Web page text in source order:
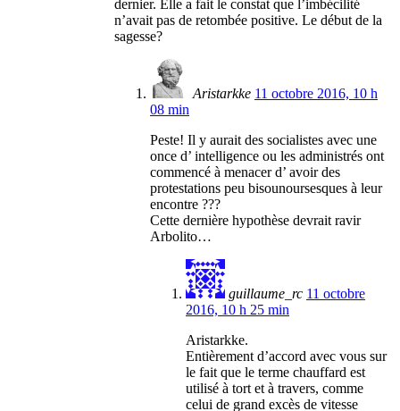
dernier. Elle a fait le constat que l’imbécilité
n’avait pas de retombée positive. Le début de la
sagesse?
Aristarkke 11 octobre 2016, 10 h
08 min
Peste! Il y aurait des socialistes avec une
once d’ intelligence ou les administrés ont
commencé à menacer d’ avoir des
protestations peu bisounoursesques à leur
encontre ???
Cette dernière hypothèse devrait ravir
Arbolito…
guillaume_rc 11 octobre
2016, 10 h 25 min
Aristarkke.
Entièrement d’accord avec vous sur
le fait que le terme chauffard est
utilisé à tort et à travers, comme
celui de grand excès de vitesse